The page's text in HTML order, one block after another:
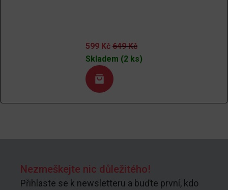
599 Kč 649Kč
Skladem (2 ks)
Nezmeškejte nic důležitého!
Přihlaste se k newsletteru a buďte první, kdo